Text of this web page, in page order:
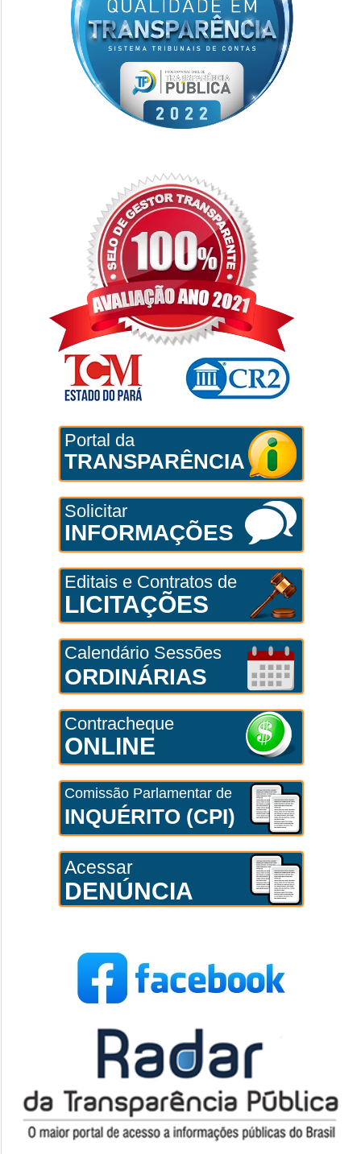
Portal da
TRANSPARÊNCIA
Solicitar
INFORMAÇÕES
Editais e Contratos de
LICITAÇÕES
Calendário Sessões
ORDINÁRIAS
Contracheque
ONLINE
Comissão Parlamentar de
INQUÉRITO (CPI)
Acessar
DENÚNCIA